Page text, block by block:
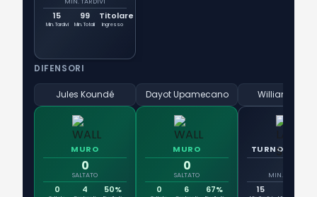
15
Min. Tardivi
99
Min. Totali
Titolare
Ingresso
DIFENSORI
Jules Koundé
MURO
0
SALTATO
0 4 50%
Dayot Upamecano
MURO
0
SALTATO
0 6 67%
William
TURNO DI
MIN. TARDIVI
15